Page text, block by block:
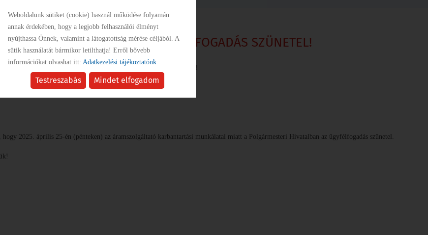
KÖZBESZERZÉS
PÁLYÁZATOK
HIVATAL ÜGYFÉLFOGADÁS SZÜNETEL!
POLGÁRMESTERI HIVATAL ÜGYFÉLFOGADÁS SZÜNETEL!
2025. április 25-én (pénteken) az áramszolgáltató karbantartási munkálatai miatt a Polgármesteri Hivatalban az ügyfélfogadás szünetel.
Mindet elfogadom
Testreszabás
Weboldalunk sütiket (cookie) használ működése folyamán
annak érdekében, hogy a legjobb felhasználói élményt
nyújthassa Önnek, valamint a látogatottság mérése céljából. A
sütik használatát bármikor letilthatja! Erről bővebb
információkat olvashat itt: Adatkezelési tájékoztatónk